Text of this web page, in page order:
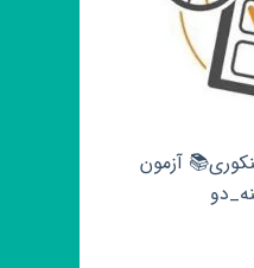
آزمون